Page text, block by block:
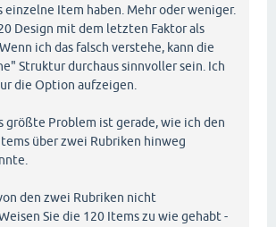
einzelne Item haben. Mehr oder weniger.
Design mit dem letzten Faktor als
ich das falsch verstehe, kann die
Struktur durchaus sinnvoller sein. Ich
die Option aufzeigen.
größte Problem ist gerade, wie ich den
über zwei Rubriken hinweg
den zwei Rubriken nicht
Sie die 120 Items zu wie gehabt -